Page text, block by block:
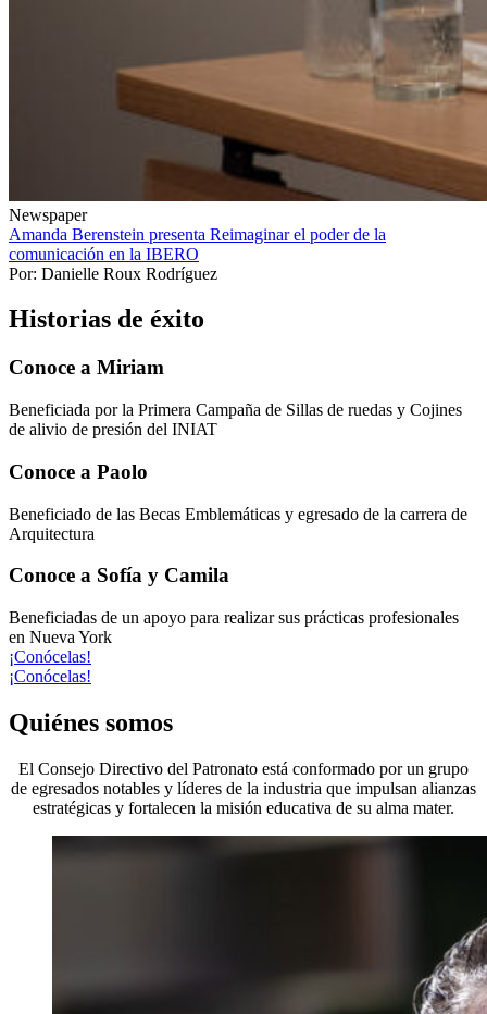
Newspaper
Amanda Berenstein presenta Reimaginar el poder de la
comunicación en la IBERO
Por: Danielle Roux Rodríguez
Historias de éxito
Conoce a Miriam
Beneficiada por la Primera Campaña de Sillas de ruedas y Cojines
de alivio de presión del INIAT
Conoce a Paolo
Beneficiado de las Becas Emblemáticas y egresado de la carrera de
Arquitectura
Conoce a Sofía y Camila
Beneficiadas de un apoyo para realizar sus prácticas profesionales
en Nueva York
¡Conócelas!
¡Conócelas!
Quiénes somos
El Consejo Directivo del Patronato está conformado por un grupo
de egresados notables y líderes de la industria que impulsan alianzas
estratégicas y fortalecen la misión educativa de su alma mater.